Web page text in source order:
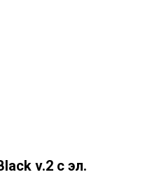
v.2 с эл.